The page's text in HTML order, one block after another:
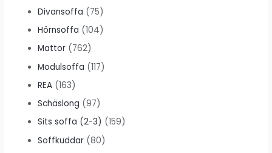
Divansoffa (75)
Hörnsoffa (104)
Mattor (762)
Modulsoffa (117)
REA (163)
Schäslong (97)
Sits soffa (2-3) (159)
Soffkuddar (80)